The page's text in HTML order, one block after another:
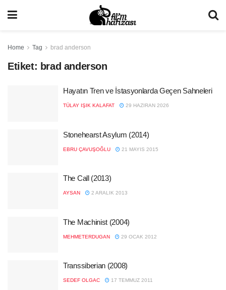
Home Tag brad anderson
Etiket: brad anderson
Hayatın Tren ve İstasyonlarda Geçen Sahneleri
TÜLAY IŞIK KALAFAT 29 HAZIRAN 2026
Stonehearst Asylum (2014)
EBRU ÇAVUŞOĞLU 21 MAYIS 2015
The Call (2013)
AYSAN 2 ARALIK 2013
The Machinist (2004)
MEHMETERDUGAN 29 OCAK 2012
Transsiberian (2008)
SEDEF OLGAC 17 TEMMUZ 2011